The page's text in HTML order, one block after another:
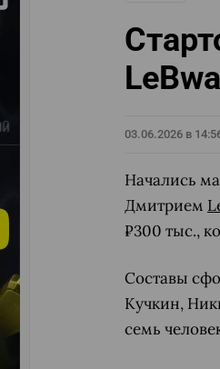
03.06.2026 в
Начались
Дмитрием
₽300 тыс.,
Составы
Кучкин,
семь